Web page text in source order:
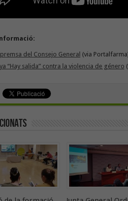
del Consejo General (via
“Hay salida” contra la violencia de género